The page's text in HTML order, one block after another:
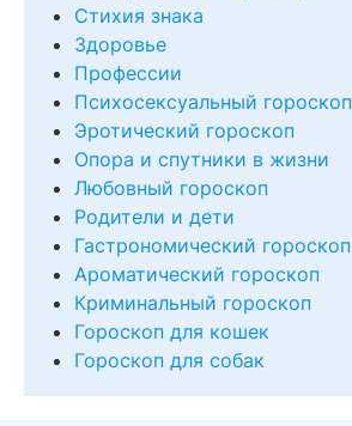
Стихия знака
Здоровье
Профессии
Психосексуальный гороскоп
Эротический гороскоп
Опора и спутники в жизни
Любовный гороскоп
Родители и дети
Гастрономический гороскоп
Ароматический гороскоп
Криминальный гороскоп
Гороскоп для кошек
Гороскоп для собак